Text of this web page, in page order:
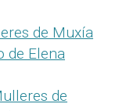
de Muxía
de Elena
de